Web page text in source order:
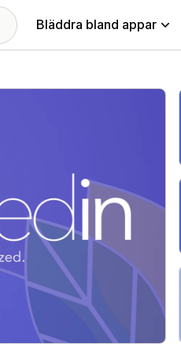
Bläddra bland appar